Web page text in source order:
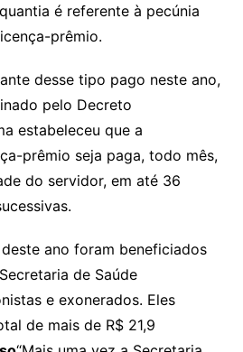
é referente à pecúnia
prêmio.
desse tipo pago neste ano,
pelo Decreto
estabeleceu que a
prêmio seja paga, todo mês,
do servidor, em até 36
ano foram beneficiados
de Saúde
e exonerados. Eles
de mais de R$ 21,9